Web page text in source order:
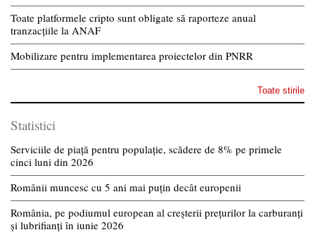
Toate platformele cripto sunt obligate să raporteze anual
tranzacțiile la ANAF
Mobilizare pentru implementarea proiectelor din PNRR
Toate stirile
Statistici
Serviciile de piață pentru populație, scădere de 8% pe primele
cinci luni din 2026
Românii muncesc cu 5 ani mai puțin decât europenii
România, pe podiumul european al creșterii prețurilor la carburanți
și lubrifianți în iunie 2026